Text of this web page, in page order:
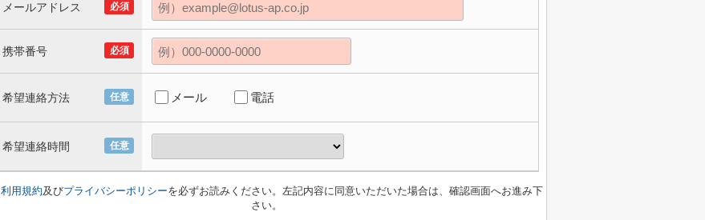
必須
メールアドレス
必須
携帯番号
任意
希望連絡方法 メール 電話
任意
希望連絡時間
利用規約及びプライバシーポリシーを必ずお読みください。左記内容に同意いただいた場合は、確認画面へお進み下
さい。